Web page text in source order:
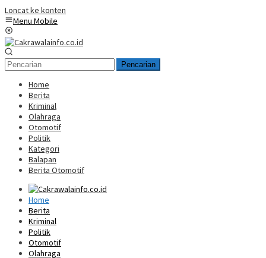
Loncat ke konten
Menu Mobile
Pencarian
Home
Berita
Kriminal
Olahraga
Otomotif
Politik
Kategori
Balapan
Berita Otomotif
Home
Berita
Kriminal
Politik
Otomotif
Olahraga